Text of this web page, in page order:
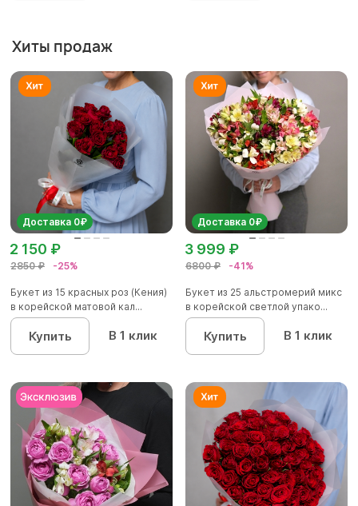
Хиты продаж
Доставка 0₽
2850 ₽ -25%
2 150 ₽
Букет из 15 красных роз (Кения)
в корейской матовой кал...
Купить В 1 клик
Доставка 0₽
6800 ₽ -41%
3 999 ₽
Букет из 25 альстромерий микс
в корейской светлой упако...
Купить В 1 клик